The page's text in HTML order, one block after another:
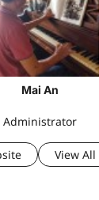
Mai An
Administrator
View All